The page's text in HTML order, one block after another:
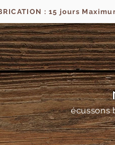
: 15 jours
écussons